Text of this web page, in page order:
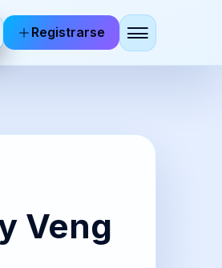
Registrarse
Veng